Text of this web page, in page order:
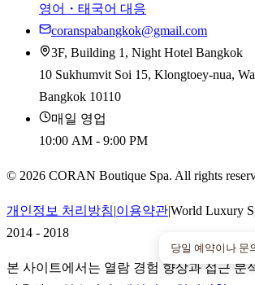
영어・태국어 대응
coranspabangkok@gmail.com
3F, Building 1, Night Hotel Bangkok
10 Sukhumvit Soi 15, Klongtoey-nua,
Bangkok 10110
매일 영업
10:00 AM - 9:00 PM
© 2026 CORAN Boutique Spa. All rights
개인정보 처리방침|이용약관|World Luxury
2014 - 2018
본 사이트에서는 열람 경험 향상과 접근 분
당일 예약이나 문